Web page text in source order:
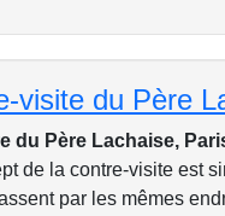
visite du Père
du Père Lachaise,
de la contre-visite est
par les mêmes